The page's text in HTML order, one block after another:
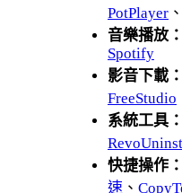
PotPlayer 、
音樂播放：
Spotify
影音下載：
FreeStudio
系統工具：
快捷操作：
速 、